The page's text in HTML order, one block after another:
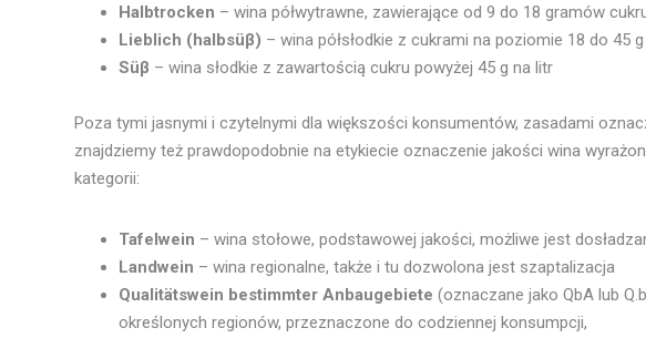
Halbtrocken – wina półwytrawne, zawierające od 9 do 18 gramów
Lieblich (halbsüβ) – wina półsłodkie z cukrami na poziomie 18 do 45
Süβ – wina słodkie z zawartością cukru powyżej 45 g na litr
Poza tymi jasnymi i czytelnymi dla większości konsumentów, zasadami
znajdziemy też prawdopodobnie na etykiecie oznaczenie jakości wina
kategorii:
Tafelwein – wina stołowe, podstawowej jakości, możliwe jest
Landwein – wina regionalne, także i tu dozwolona jest szaptalizacja
Qualitätswein bestimmter Anbaugebiete (oznaczane jako QbA lub
określonych regionów, przeznaczone do codziennej konsumpcji,